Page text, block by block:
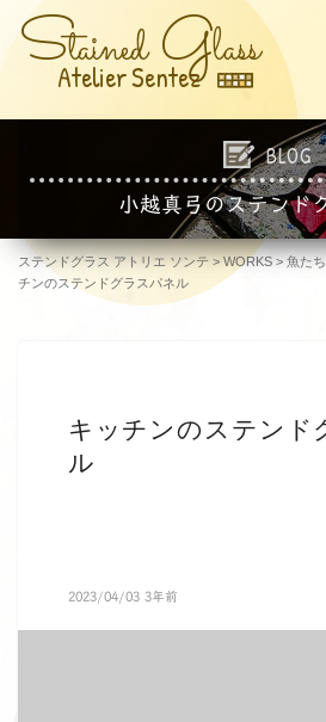
Stained Glass
Atelier Sentez
BLOG
小越真弓のステンド
ステンドグラス アトリエ ソンテ > WORKS > 魚た
チンのステンドグラスパネル
キッチンのステンド
ル
2023/04/03 3年前